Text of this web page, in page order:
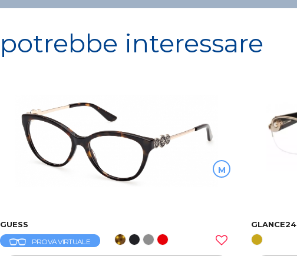
interessare
M
GUESS
PROVA VIRTUALE
GLANCE24